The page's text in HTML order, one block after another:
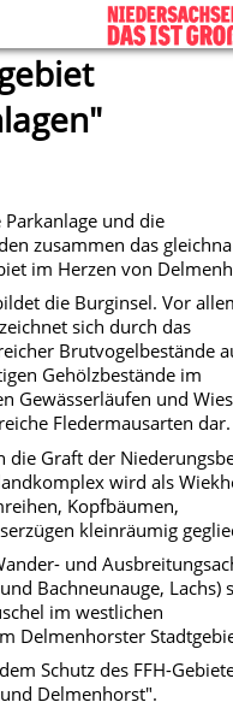
und die
zusammen das
im Herzen von
die Burginsel. Vor
sich durch das
Brutvogelbestände
Gehölzbestände im
Gewässerläufen und
Fledermausarten dar.
die Graft der
wird als
Kopfbäumen,
kleinräumig
und
Bachneunauge, Lachs)
im westlichen
Delmenhorster
Schutz des FFH-
Delmenhorst".